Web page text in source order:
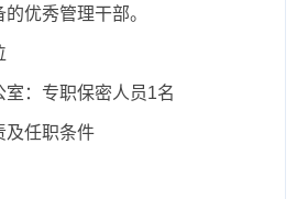
优秀管理干部。
室：专职保密人员1名
及任职条件